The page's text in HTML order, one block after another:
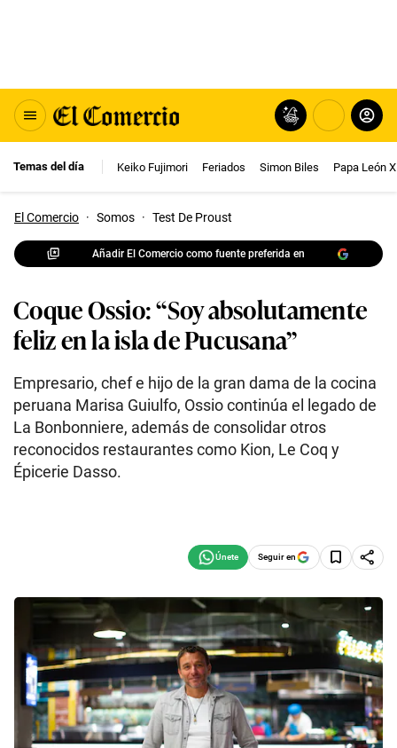
Temas del día Keiko Fujimori Feriados Simon Biles Papa León
El Comercio · Somos · Test De Proust
Añadir El Comercio como fuente preferida en
Coque Ossio: “Soy absolutamente
feliz en la isla de Pucusana”
Empresario, chef e hijo de la gran dama de la cocina
peruana Marisa Guiulfo, Ossio continúa el legado de
La Bonbonniere, además de consolidar otros
reconocidos restaurantes como Kion, Le Coq y
Épicerie Dasso.
Seguir en